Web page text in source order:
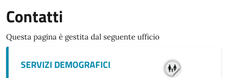
Contatti
Questa pagina è gestita dal seguente ufficio
SERVIZI DEMOGRAFICI